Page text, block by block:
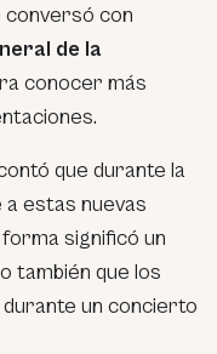
conversó con
de la
conocer más
que durante la
estas nuevas
significó un
también que los
un concierto